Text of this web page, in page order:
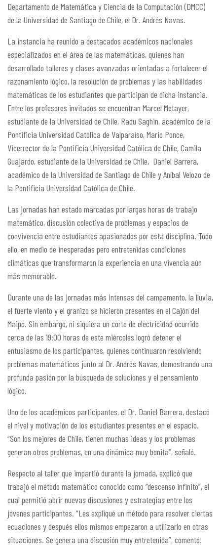
Departamento de Matemática y Ciencia de la Computación (DMCC)
de la Universidad de Santiago de Chile, el Dr. Andrés Navas.
La instancia ha reunido a destacados académicos nacionales
especializados en el área de las matemáticas, quienes han
desarrollado talleres y clases avanzadas orientadas a fortalecer el
razonamiento lógico, la resolución de problemas y las habilidades
matemáticas de los estudiantes que participan de dicha instancia.
Entre los profesores invitados se encuentran Marcel Metayer,
estudiante de la Universidad de Chile, Radu Saghin, académico de la
Pontificia Universidad Católica de Valparaíso, Mario Ponce,
Vicerrector de la Pontificia Universidad Católica de Chile, Camila
Guajardo, estudiante de la Universidad de Chile, Daniel Barrera,
académico de la Universidad de Santiago de Chile y Aníbal Velozo de
la Pontificia Universidad Católica de Chile.
Las jornadas han estado marcadas por largas horas de trabajo
matemático, discusión colectiva de problemas y espacios de
convivencia entre estudiantes apasionados por esta disciplina. Todo
ello, en medio de inesperadas pero entretenidas condiciones
climáticas que transformaron la experiencia en una vivencia aún
más memorable.
Durante una de las jornadas más intensas del campamento, la lluvia,
el fuerte viento y el granizo se hicieron presentes en el Cajón del
Maipo. Sin embargo, ni siquiera un corte de electricidad ocurrido
cerca de las 19:00 horas de este miércoles logró detener el
entusiasmo de los participantes, quienes continuaron resolviendo
problemas matemáticos junto al Dr. Andrés Navas, demostrando una
profunda pasión por la búsqueda de soluciones y el pensamiento
lógico.
Uno de los académicos participantes, el Dr. Daniel Barrera, destacó
el nivel y motivación de los estudiantes presentes en el espacio.
“Son los mejores de Chile, tienen muchas ideas y los problemas
generan otros problemas, en una dinámica muy bonita”, señaló.
Respecto al taller que impartió durante la jornada, explicó que
trabajó el método matemático conocido como “descenso infinito”, el
cual permitió abrir nuevas discusiones y estrategias entre los
jóvenes participantes. “Les expliqué un método para resolver ciertas
ecuaciones y después ellos mismos empezaron a utilizarlo en otras
situaciones. Se genera una discusión muy entretenida”, comentó.